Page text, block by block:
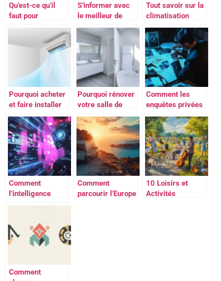
Qu’est-ce qu’il
faut pour
fabriquer son
eliquide diy ?
S’informer avec
le meilleur de
l’actualite et de la
presse
Tout savoir sur la
climatisation
gainable
Pourquoi acheter
et faire installer
un climatiseur ?
Pourquoi rénover
votre salle de
bain à nantes
avec des
professionnels
qualifiés ?
Comment les
enquêtes privées
peuvent aider les
particuliers à
résoudre des
problèmes
complexes
Comment
l’intelligence
artificielle
création de
contenus visuels
et textuels
Comment
parcourir l’Europe
10 Loisirs et
Activités
Comment